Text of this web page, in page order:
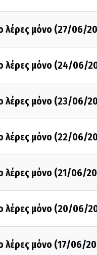
λέρες μόνο (27/06/
λέρες μόνο (24/06/
λέρες μόνο (23/06/
λέρες μόνο (22/06/
λέρες μόνο (21/06/
λέρες μόνο (20/06/
λέρες μόνο (17/06/